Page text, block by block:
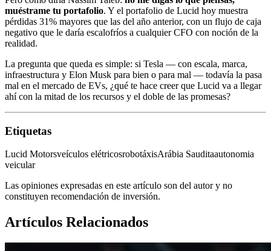
muéstrame tu portafolio. Y el portafolio de Lucid hoy muestra
pérdidas 31% mayores que las del año anterior, con un flujo de caja
negativo que le daría escalofríos a cualquier CFO con noción de la
realidad.
La pregunta que queda es simple: si Tesla — con escala, marca,
infraestructura y Elon Musk para bien o para mal — todavía la pasa
mal en el mercado de EVs, ¿qué te hace creer que Lucid va a llegar
ahí con la mitad de los recursos y el doble de las promesas?
Etiquetas
Lucid Motorsveículos elétricosrobotáxisArábia Sauditaautonomia
veicular
Las opiniones expresadas en este artículo son del autor y no
constituyen recomendación de inversión.
Artículos Relacionados